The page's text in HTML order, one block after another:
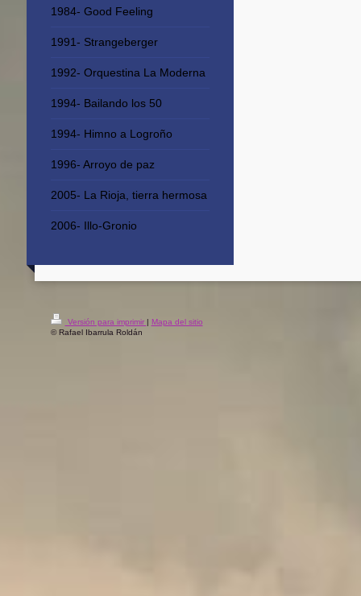
1984- Good Feeling
1991- Strangeberger
1992- Orquestina La Moderna
1994- Bailando los 50
1994- Himno a Logroño
1996- Arroyo de paz
2005- La Rioja, tierra hermosa
2006- Illo-Gronio
Versión para imprimir
Mapa del sitio
© Rafael Ibarrula Roldán